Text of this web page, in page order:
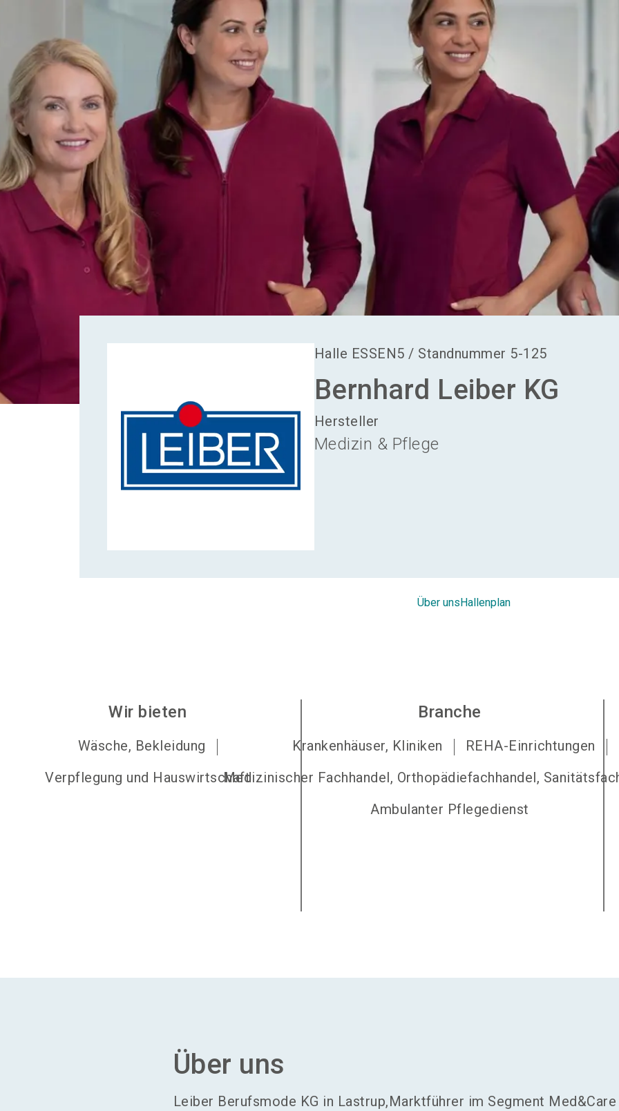
Halle ESSEN5 / Standnummer 5-125
Bernhard Leiber KG
Hersteller
Medizin & Pflege
Über unsHallenplan
Wir bieten
Wäsche, Bekleidung
Verpflegung und Hauswirtschaft
Branche
Krankenhäuser, Kliniken
REHA-Einrichtungen
Medizinischer Fachhandel, Orthopädiefachhandel,
Ambulanter Pflegedienst
Über uns
Leiber Berufsmode KG in Lastrup,Marktführer im Segment